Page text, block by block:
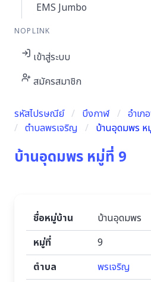
EMS Jumbo
NOPLINK
เข้าสู่ระบบ
สมัครสมาชิก
รหัสไปรษณีย์ บึงกาฬ
อำเภ
ตำบลพรเจริญ
บ้านอุดมพร ห
บ้านอุดมพร หมู่ที่ 9
ชื่อหมู่บ้าน
บ้านอุดมพร
หมู่ที่
9
ตำบล
พรเจริญ